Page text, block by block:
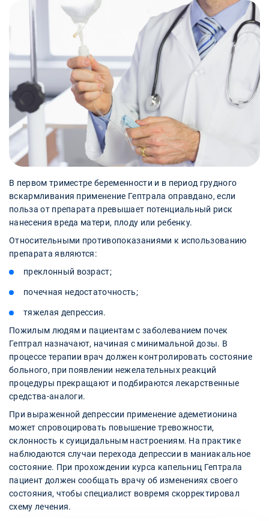
В первом триместре беременности и в период грудного
вскармливания применение Гептрала оправдано, если
польза от препарата превышает потенциальный риск
нанесения вреда матери, плоду или ребенку.
Относительными противопоказаниями к использованию
препарата являются:
преклонный возраст;
почечная недостаточность;
тяжелая депрессия.
Пожилым людям и пациентам с заболеванием почек
Гептрал назначают, начиная с минимальной дозы. В
процессе терапии врач должен контролировать состояние
больного, при появлении нежелательных реакций
процедуры прекращают и подбираются лекарственные
средства-аналоги.
При выраженной депрессии применение адеметионина
может спровоцировать повышение тревожности,
склонность к суицидальным настроениям. На практике
наблюдаются случаи перехода депрессии в маниакальное
состояние. При прохождении курса капельниц Гептрала
пациент должен сообщать врачу об изменениях своего
состояния, чтобы специалист вовремя скорректировал
схему лечения.